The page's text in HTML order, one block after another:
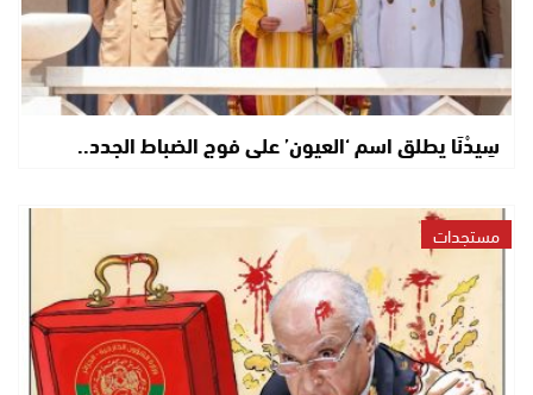
سِيدْنَا يطلق اسم ‘العيون’ على فوج الضباط الجدد..
مستجدات